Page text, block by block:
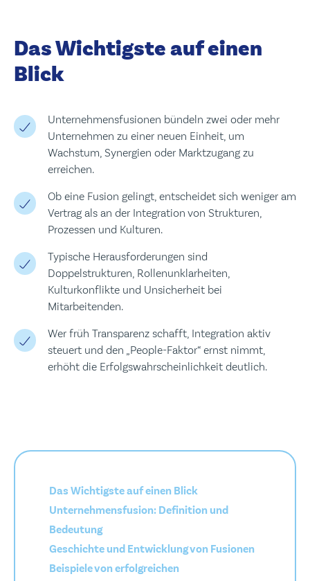
Das Wichtigste auf einen
Blick
Unternehmensfusionen bündeln zwei oder mehr
Unternehmen zu einer neuen Einheit, um
Wachstum, Synergien oder Marktzugang zu
erreichen.
Ob eine Fusion gelingt, entscheidet sich weniger am
Vertrag als an der Integration von Strukturen,
Prozessen und Kulturen.
Typische Herausforderungen sind
Doppelstrukturen, Rollenunklarheiten,
Kulturkonflikte und Unsicherheit bei
Mitarbeitenden.
Wer früh Transparenz schafft, Integration aktiv
steuert und den „People-Faktor“ ernst nimmt,
erhöht die Erfolgswahrscheinlichkeit deutlich.
Das Wichtigste auf einen Blick
Unternehmensfusion: Definition und
Bedeutung
Geschichte und Entwicklung von Fusionen
Beispiele von erfolgreichen